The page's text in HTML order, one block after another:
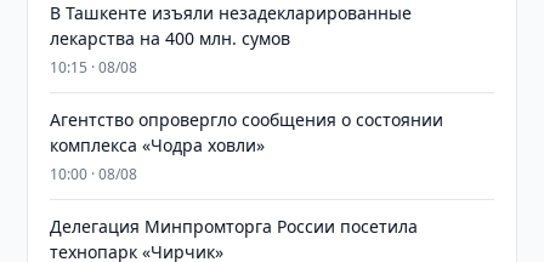
​​​​​​​В Ташкенте изъяли незадекларированные
лекарства на 400 млн. сумов
10:15 · 08/08
Агентство опровергло сообщения о состоянии
комплекса «Чодра ховли»
10:00 · 08/08
Делегация Минпромторга России посетила
технопарк «Чирчик»